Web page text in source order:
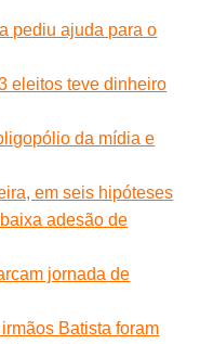
pediu ajuda para o
eleitos teve dinheiro
da mídia e
em seis hipóteses
adesão de
jornada de
Batista foram